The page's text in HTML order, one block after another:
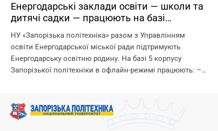
Енергодарські заклади освіти — школи та
дитячі садки — працюють на базі
Запорізької політехніки!
НУ «Запорізька політехніка» разом з Управлінням
освіти Енергодарської міської ради підтримують
Енергодарську освітню родину. На базі 5 корпусу
Запорізької політехніки в офлайн-режимі працюють: –